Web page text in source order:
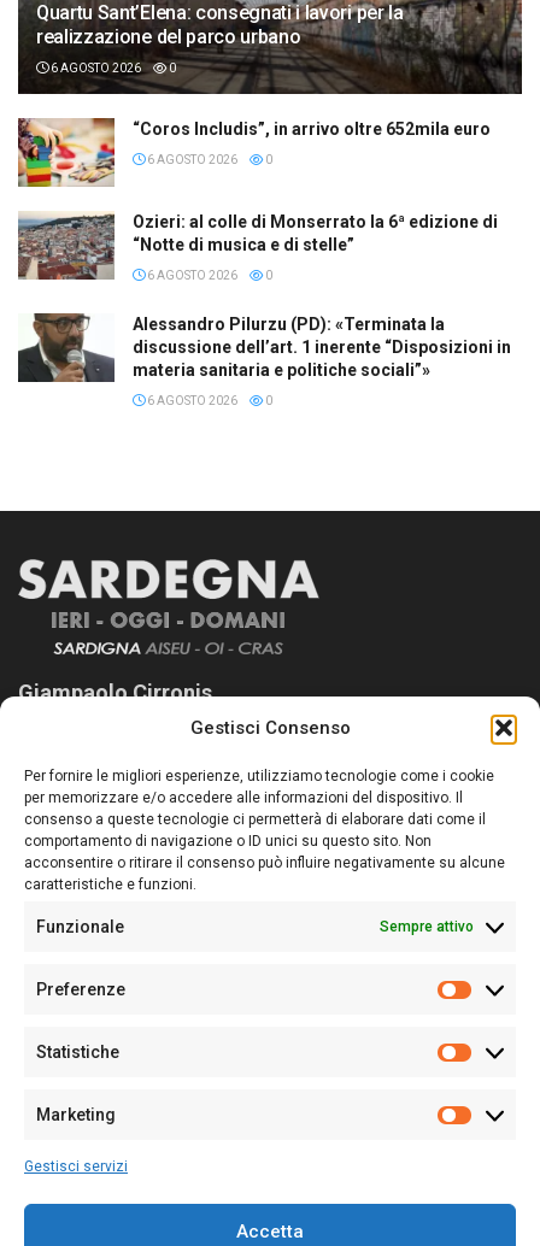
Gestisci Consenso
Per fornire le migliori esperienze, utilizziamo tecnologie come i cookie
per memorizzare e/o accedere alle informazioni del dispositivo. Il
consenso a queste tecnologie ci permetterà di elaborare dati come il
comportamento di navigazione o ID unici su questo sito. Non
acconsentire o ritirare il consenso può influire negativamente su alcune
caratteristiche e funzioni.
Funzionale Sempre attivo
Preferenze
Statistiche
Marketing
Gestisci servizi
Accetta
Quartu Sant’Elena: consegnati i lavori per la
realizzazione del parco urbano
6 AGOSTO 2026 0
“Coros Includis”, in arrivo oltre 652mila euro
6 AGOSTO 2026 0
Ozieri: al colle di Monserrato la 6ª edizione di
“Notte di musica e di stelle”
6 AGOSTO 2026 0
Alessandro Pilurzu (PD): «Terminata la
discussione dell’art. 1 inerente “Disposizioni in
materia sanitaria e politiche sociali”»
6 AGOSTO 2026 0
Giampaolo Cirronis
Sardegna Ieri-Oggi-Domani nasce per informare “liberamente” i
lettori su quanto accade in Sardegna, con un occhio rivolto al
nostro passato e, soprattutto, al nostro futuro
Follow Us
Sede:Via Cristoforo Colombo 09013 Carbonia
Partita IVA02270380922
128/2020 del 10/02/2020
Per la Pubblicità: